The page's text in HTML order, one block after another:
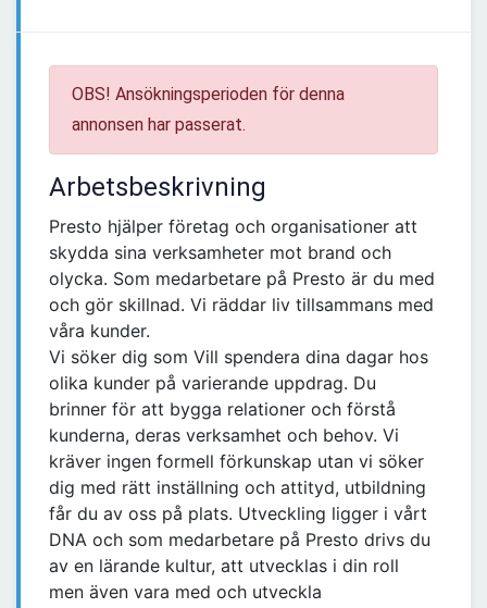
OBS! Ansökningsperioden för denna
annonsen har passerat.
Arbetsbeskrivning
Presto hjälper företag och organisationer att
skydda sina verksamheter mot brand och
olycka. Som medarbetare på Presto är du med
och gör skillnad. Vi räddar liv tillsammans med
våra kunder.
Vi söker dig som Vill spendera dina dagar hos
olika kunder på varierande uppdrag. Du
brinner för att bygga relationer och förstå
kunderna, deras verksamhet och behov. Vi
kräver ingen formell förkunskap utan vi söker
dig med rätt inställning och attityd, utbildning
får du av oss på plats. Utveckling ligger i vårt
DNA och som medarbetare på Presto drivs du
av en lärande kultur, att utvecklas i din roll
men även vara med och utveckla